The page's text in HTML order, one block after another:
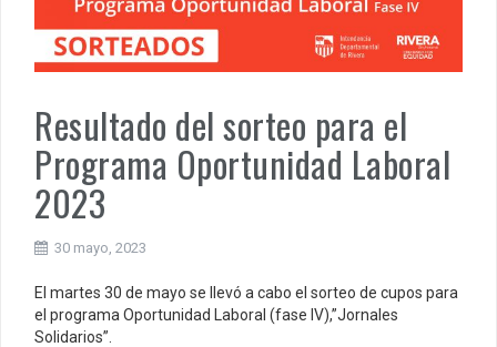
Resultado del sorteo para el
Programa Oportunidad Laboral
2023
30 mayo, 2023
El martes 30 de mayo se llevó a cabo el sorteo de cupos para
el programa Oportunidad Laboral (fase IV),”Jornales
Solidarios”.